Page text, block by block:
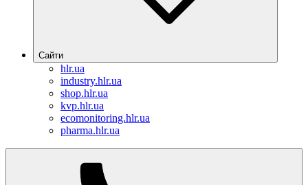
Сайти
hlr.ua
industry.hlr.ua
shop.hlr.ua
kvp.hlr.ua
ecomonitoring.hlr.ua
pharma.hlr.ua